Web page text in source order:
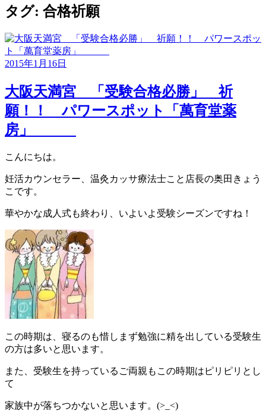
タグ: 合格祈願
2015年1月16日
大阪天満宮 「受験合格必勝」 祈
願！！ パワースポット「萬育堂薬
房」
こんにちは。
妊活カウンセラー、温灸カッサ療法士こと店長の奥田きょう
こです。
華やかな成人式も終わり、いよいよ受験シーズンですね！
この時期は、寝るのも惜しまず勉強に精を出している受験生
の方は多いと思います。
また、受験生を持っているご両親もこの時期はピリピリとし
て
家族中が落ちつかないと思います。(>_<)